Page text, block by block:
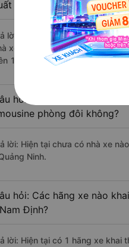
sắc, cao cấp nhất?
lời: Những hãng xe đi Hải
xe Đức Lộc Limousine đi
107 đánh giá của khách
hỏi: Có loại xe Hải Hậu -
phòng đôi không?
lời: Hiện tại chưa có nhà xe
Ninh.
hỏi: Các hãng xe nào
Định?
lời: Hiện tại có 1 hãng xe khai